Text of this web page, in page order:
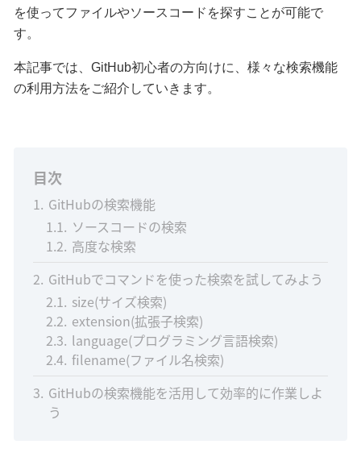
を使ってファイルやソースコードを探すことが可能で
す。
本記事では、GitHub初心者の方向けに、様々な検索機能
の利用方法をご紹介していきます。
目次
1 GitHubの検索機能
1.1 ソースコードの検索
1.2 高度な検索
2 GitHubでコマンドを使った検索を試してみよう
2.1 size(サイズ検索)
2.2 extension(拡張子検索)
2.3 language(プログラミング言語検索)
2.4 filename(ファイル名検索)
3 GitHubの検索機能を活用して効率的に作業しよ
う